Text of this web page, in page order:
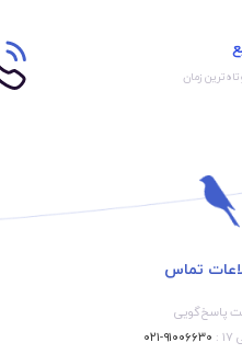
زمان
تماس
پاسخ‌گویی
۹۱۰۰۶۶۳۰-۰۲۱